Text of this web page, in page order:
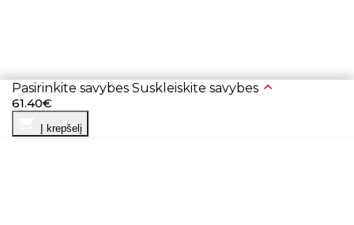
Pasirinkite savybes Suskleiskite savybes
61.40€
Į krepšelį